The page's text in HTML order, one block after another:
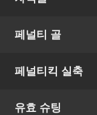
페널티 골
페널티킥 실축
유효 슈팅